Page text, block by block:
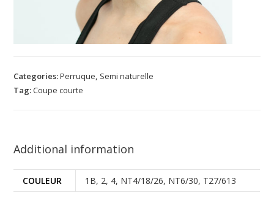
Categories:Perruque Semi naturelle
Tag:Coupe courte
Additional information
COULEUR 1B, 2, 4, NT4/18/26, NT6/30, T27/613